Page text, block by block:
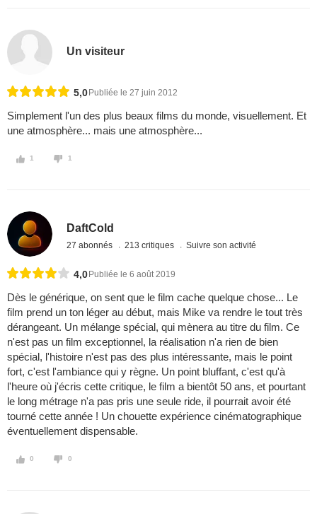
Un visiteur
5,0 Publiée le 27 juin 2012
Simplement l'un des plus beaux films du monde, visuellement. Et
une atmosphère... mais une atmosphère...
1 1
DaftCold
27 abonnés 213 critiques Suivre son activité
4,0 Publiée le 6 août 2019
Dès le générique, on sent que le film cache quelque chose... Le
film prend un ton léger au début, mais Mike va rendre le tout très
dérangeant. Un mélange spécial, qui mènera au titre du film. Ce
n'est pas un film exceptionnel, la réalisation n'a rien de bien
spécial, l'histoire n'est pas des plus intéressante, mais le point
fort, c'est l'ambiance qui y règne. Un point bluffant, c'est qu'à
l'heure où j'écris cette critique, le film a bientôt 50 ans, et pourtant
le long métrage n'a pas pris une seule ride, il pourrait avoir été
tourné cette année ! Un chouette expérience cinématographique
éventuellement dispensable.
0 0